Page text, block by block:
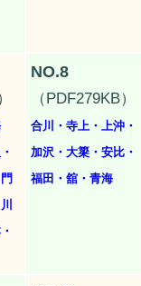
NO.8
（PDF279KB）
合川・寺上・上沖・
加沢・大簗・安比・
福田・舘・青海